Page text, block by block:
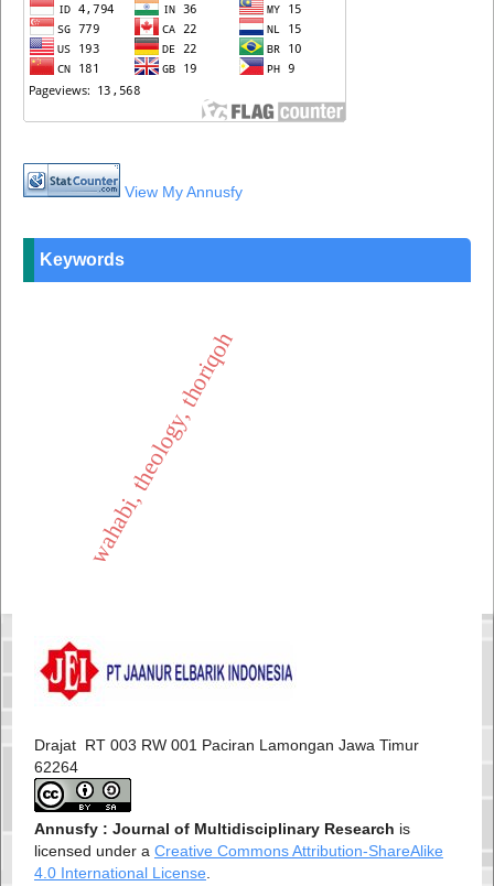
View My Annusfy
Keywords
wahabi, theology, thoriqoh
Drajat RT 003 RW 001 Paciran Lamongan Jawa Timur
62264
Annusfy : Journal of Multidisciplinary Research is
licensed under a Creative Commons Attribution-ShareAlike
4.0 International License.